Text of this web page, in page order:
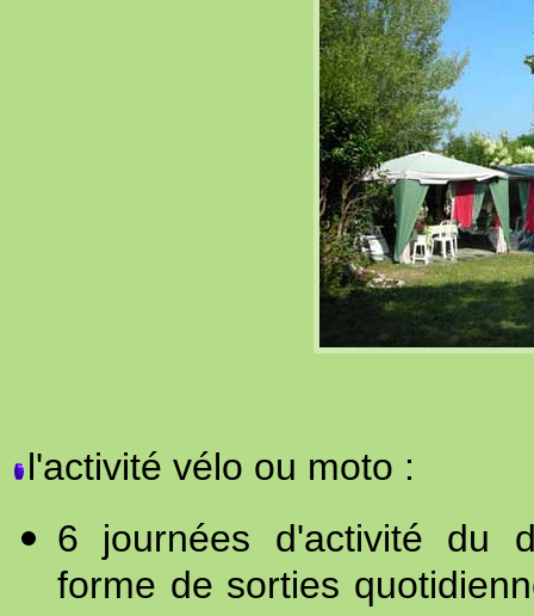
l'activité vélo ou moto :
6 journées d'activité du
forme de sorties